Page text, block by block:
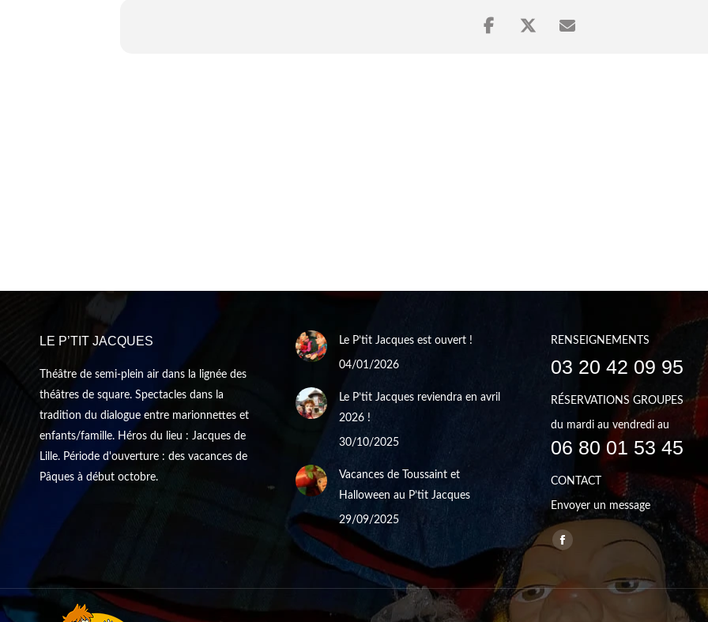
LE P’TIT JACQUES
Théâtre de semi-plein air dans la lignée des
théâtres de square. Spectacles dans la
tradition du dialogue entre marionnettes et
enfants/famille. Héros du lieu : Jacques de
Lille. Période d'ouverture : des vacances de
Pâques à début octobre.
Le P’tit Jacques est ouvert !
04/01/2026
Le P’tit Jacques reviendra en avril
2026 !
30/10/2025
Vacances de Toussaint et
Halloween au P’tit Jacques
29/09/2025
RENSEIGNEMENTS
03 20 42 09 95
RÉSERVATIONS GROUPES
du mardi au vendredi au
06 80 01 53 45
CONTACT
Envoyer un message
Trouvez nous sur :
Facebook
opens